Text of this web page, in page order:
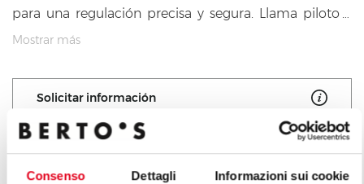
Consenso Dettagli Informazioni sui cookie
para una regulación precisa y segura. Llama piloto y
válvula de seguridad de termopar. Encendido
Placa lisa, rayada o mixta de alto espesor con bordes
redondeados, empotrada con canal perimetral para la
recogida de los residuos de cocción. Dos zonas con
mandos separados para una regulación
independiente y excelente de la temperatura. Placa de
Mostrar más
Solicitar información